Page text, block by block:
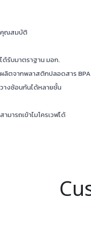
คุณสมบัติ
ได้รับมาตราฐาน มอก.
ผลิตจากพลาสติกปลอดสาร BPA
วางซ้อนกันได้หลายชั้น
สามารถเข้าไมโครเวฟได้